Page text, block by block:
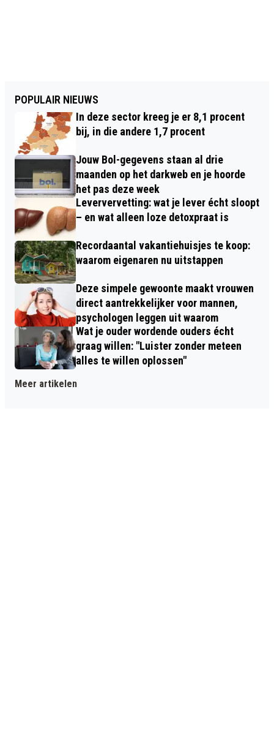
POPULAIR NIEUWS
In deze sector kreeg je er 8,1 procent
bij, in die andere 1,7 procent
Jouw Bol-gegevens staan al drie
maanden op het darkweb en je hoorde
het pas deze week
Leververvetting: wat je lever écht sloopt
– en wat alleen loze detoxpraat is
Recordaantal vakantiehuisjes te koop:
waarom eigenaren nu uitstappen
Deze simpele gewoonte maakt vrouwen
direct aantrekkelijker voor mannen,
psychologen leggen uit waarom
Wat je ouder wordende ouders écht
graag willen: "Luister zonder meteen
alles te willen oplossen"
Meer artikelen